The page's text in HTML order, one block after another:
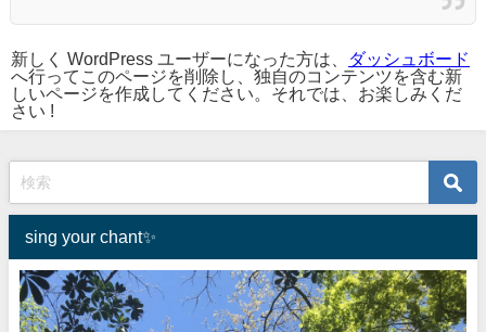
新しく WordPress ユーザーになった方は、
ダッシュボード
へ行ってこのページを削除し、独自のコンテンツを含む新
しいページを作成してください。それでは、お楽しみくだ
さい !
sing your chant✨